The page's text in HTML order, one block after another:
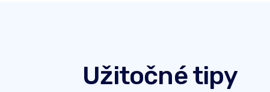
Užitočné tipy